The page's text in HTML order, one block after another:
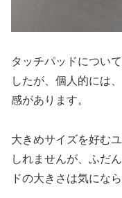
タッチパッドについ
したが、個人的には
感があります。
大きめサイズを好む
しれませんが、ふだ
ドの大きさは気にな